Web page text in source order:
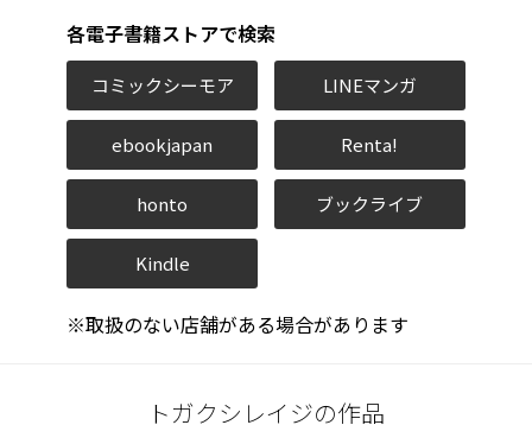
各電子書籍ストアで検索
コミックシーモア LINEマンガ
ebookjapan Renta!
honto ブックライブ
Kindle
※取扱のない店舗がある場合があります
トガクシレイジの作品